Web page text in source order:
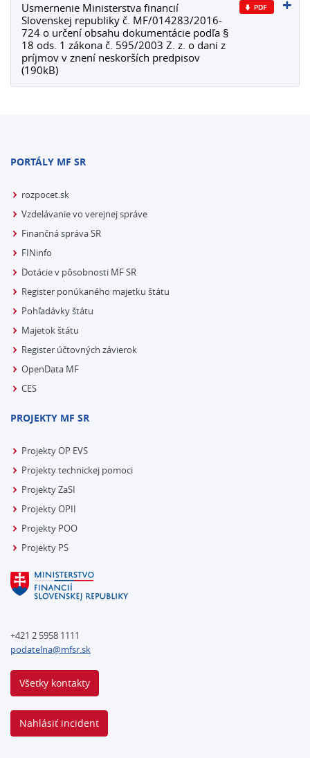
Usmernenie Ministerstva financií
Slovenskej republiky č. MF/014283/2016-
724 o určení obsahu dokumentácie podľa §
18 ods. 1 zákona č. 595/2003 Z. z. o dani z
príjmov v znení neskorších predpisov
(190kB)
PORTÁLY MF SR
rozpocet.sk
Vzdelávanie vo verejnej správe
Finančná správa SR
FINinfo
Dotácie v pôsobnosti MF SR
Register ponúkaného majetku štátu
Pohľadávky štátu
Majetok štátu
Register účtovných závierok
OpenData MF
CES
PROJEKTY MF SR
Projekty OP EVS
Projekty technickej pomoci
Projekty ZaSI
Projekty OPII
Projekty POO
Projekty PS
+421 2 5958 1111
podatelna@mfsr.sk
Všetky kontakty
Nahlásiť incident